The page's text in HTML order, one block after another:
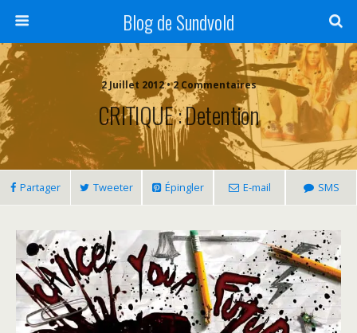
Blog de Sundvold
2 Juillet 2012 • 2 Commentaires
CRITIQUE : Detention
Partager Tweeter Épingler E-mail SMS